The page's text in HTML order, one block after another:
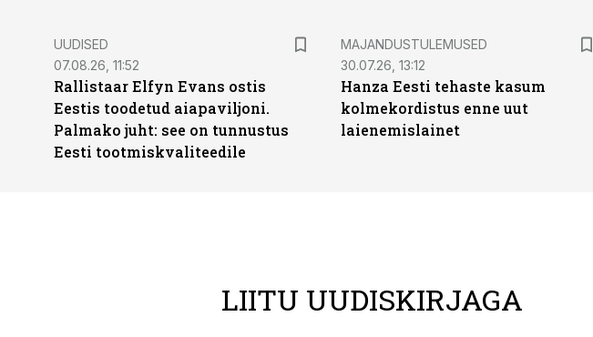
UUDISED
07.08.26, 11:52
Rallistaar Elfyn Evans ostis
Eestis toodetud aiapaviljoni.
Palmako juht: see on tunnustus
Eesti tootmiskvaliteedile
MAJANDUSTULEMUSED
30.07.26, 13:12
Hanza Eesti tehaste kasum
kolmekordistus enne uut
laienemislainet
LIITU UUDISKIRJAGA